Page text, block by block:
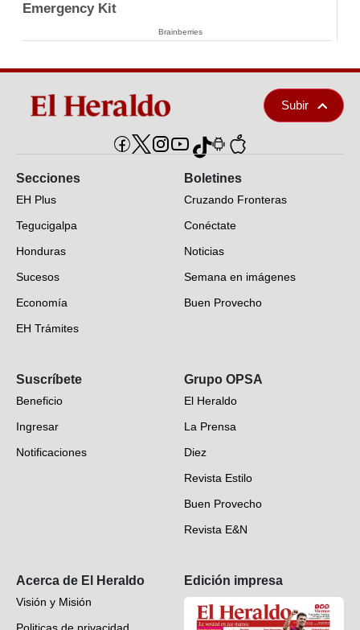
Emergency Kit
Brainberries
Subir
Secciones
EH Plus
Tegucigalpa
Honduras
Sucesos
Economía
EH Trámites
EH Verifica
Fotogalerías
Deportes
Videos
Boletines
Cruzando Fronteras
Conéctate
Noticias
Semana en imágenes
Buen Provecho
Suscríbete
Beneficio
Ingresar
Notificaciones
Grupo OPSA
El Heraldo
La Prensa
Diez
Revista Estilo
Buen Provecho
Revista E&N
Acerca de El Heraldo
Visión y Misión
Edición impresa